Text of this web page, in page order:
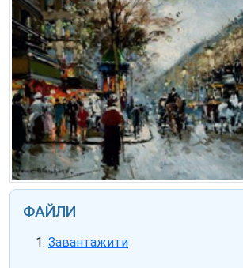
ФАЙЛИ
Завантажити